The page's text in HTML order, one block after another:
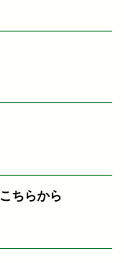
ちらから